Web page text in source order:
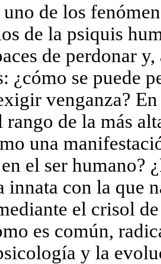
de los
de la psiquis
de perdonar
¿cómo se puede
venganza?
rango de la más
una
el ser humano?
innata con la que
el crisol
es común,
y la